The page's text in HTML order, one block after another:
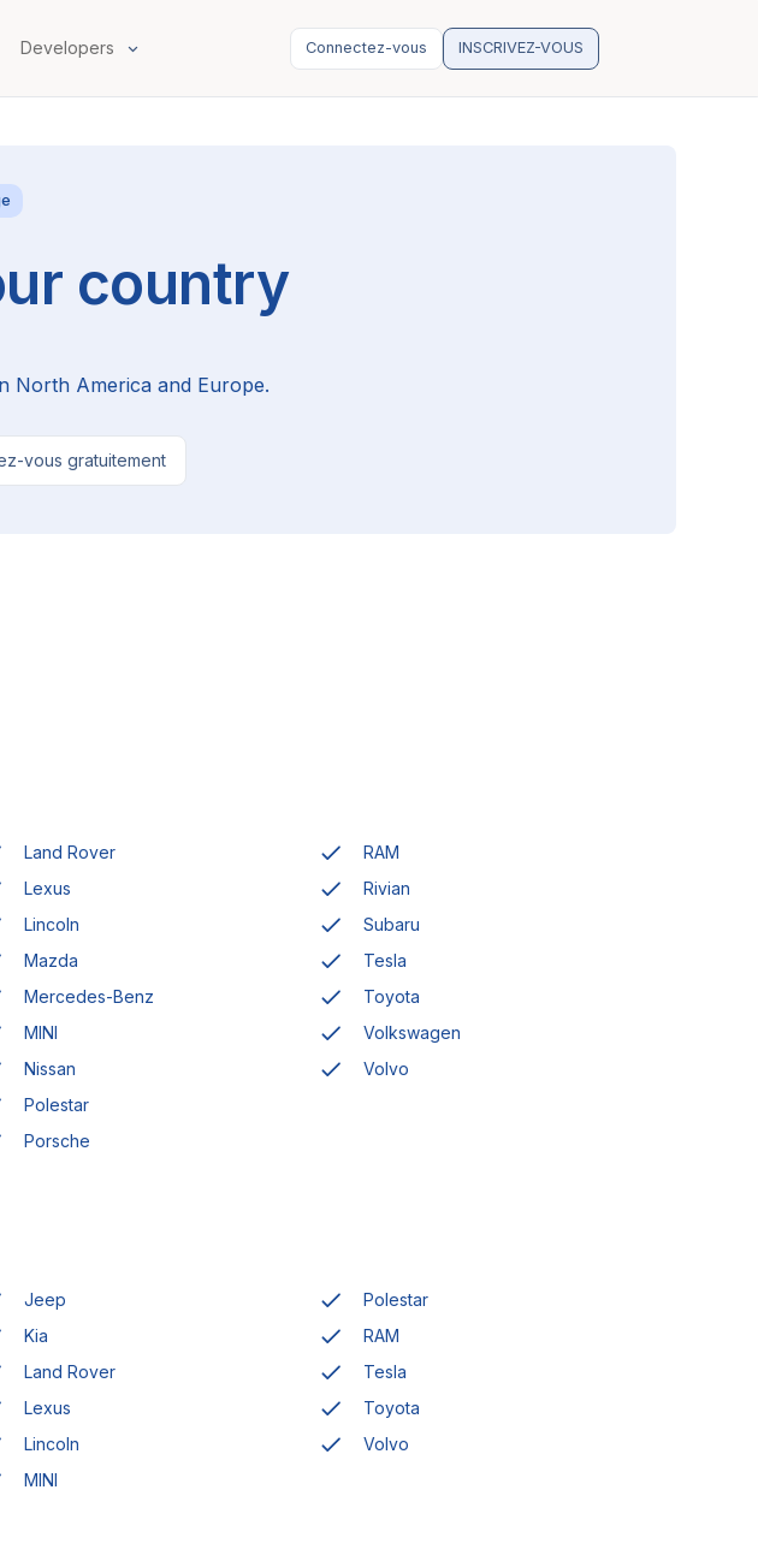
Developers Connectez-vous INSCRIVEZ-VOUS
country
North America and Europe.
vous gratuitement
Land Rover
Lexus
Lincoln
Mazda
Mercedes-Benz
MINI
Nissan
Polestar
Porsche
RAM
Rivian
Subaru
Tesla
Toyota
Volkswagen
Volvo
Jeep
Kia
Land Rover
Lexus
Lincoln
MINI
Polestar
RAM
Tesla
Toyota
Volvo